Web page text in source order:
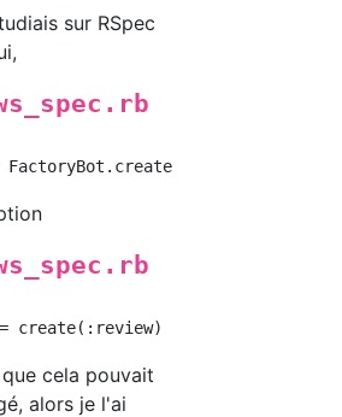
sur RSpec
cela pouvait
alors je l'ai